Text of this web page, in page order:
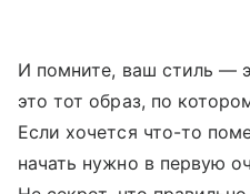
И помните, ваш стиль —
это тот образ, по
Если хочется что-то
начать нужно в первую